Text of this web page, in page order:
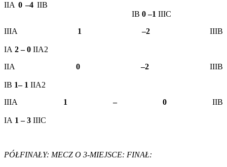
IIA0 –4 IIB
IB 0 –1 IIIC
IIIA 1 –2IIIB
IA 2 – 0 IIA2
IIA 0 –2 IIIB
IB 1– 1 IIA2
IIIA 1 – 0 IIB
IA 1 – 3 IIIC
PÓŁFINAŁY: MECZ O 3-MIEJSCE: FINAŁ: